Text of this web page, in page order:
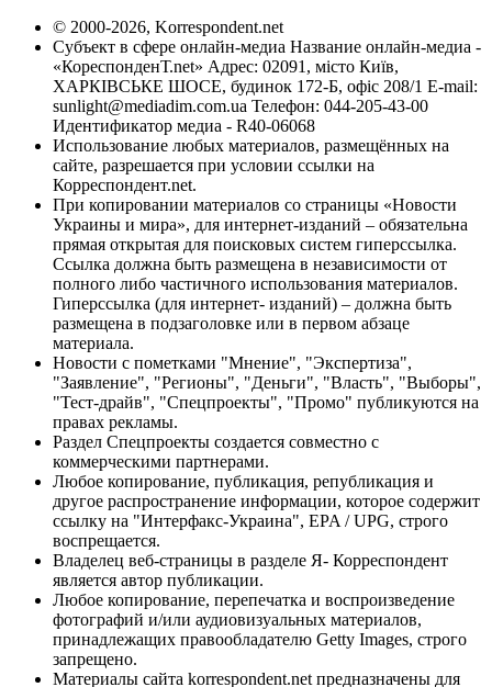
© 2000-2026, Korrespondent.net
Субъект в сфере онлайн-медиа Название онлайн-медиа -
«КореспонденТ.net» Адрес: 02091, місто Київ,
ХАРКІВСЬКЕ ШОСЕ, будинок 172-Б, офіс 208/1 E-mail:
sunlight@mediadim.com.ua Телефон: 044-205-43-00
Идентификатор медиа - R40-06068
Использование любых материалов, размещённых на
сайте, разрешается при условии ссылки на
Корреспондент.net.
При копировании материалов со страницы «Новости
Украины и мира», для интернет-изданий – обязательна
прямая открытая для поисковых систем гиперссылка.
Ссылка должна быть размещена в независимости от
полного либо частичного использования материалов.
Гиперссылка (для интернет- изданий) – должна быть
размещена в подзаголовке или в первом абзаце
материала.
Новости с пометками "Мнение", "Экспертиза",
"Заявление", "Регионы", "Деньги", "Власть", "Выборы",
"Тест-драйв", "Спецпроекты", "Промо" публикуются на
правах рекламы.
Раздел Спецпроекты создается совместно с
коммерческими партнерами.
Любое копирование, публикация, републикация и
другое распространение информации, которое содержит
ссылку на "Интерфакс-Украина", EPA / UPG, строго
воспрещается.
Владелец веб-страницы в разделе Я- Корреспондент
является автор публикации.
Любое копирование, перепечатка и воспроизведение
фотографий и/или аудиовизуальных материалов,
принадлежащих правообладателю Getty Images, строго
запрещено.
Материалы сайта korrespondent.net предназначены для